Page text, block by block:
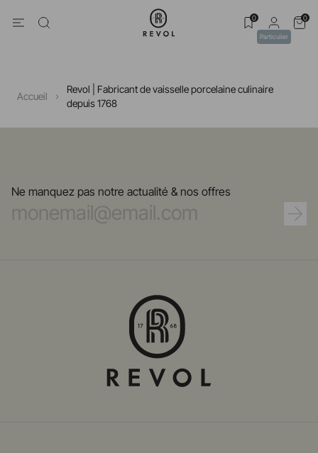
Particulier
0 0
Accueil
Revol | Fabricant de vaisselle porcelaine culinaire
depuis 1768
Ne manquez pas notre actualité & nos offres